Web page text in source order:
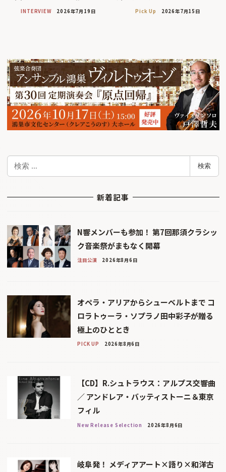
INTERVIEW 2026年7月19日 Pick Up 2026年7月15日
検
検索
新着記事
N響メンバーも参加！ 第7回那須クラシッ
ク音楽祭がまもなく開幕
注目公演 2026年8月6日
オペラ・アリアからシューベルトまで コ
ロラトゥーラ・ソプラノ田中彩子が贈る
極上のひととき
PICK UP 2026年8月6日
【CD】R.シュトラウス：アルプス交響曲
／ アンドレア・バッティストーニ＆東京
フィル
New Release Selection 2026年8月6日
岐阜発！ メディアアート×語り×和洋古